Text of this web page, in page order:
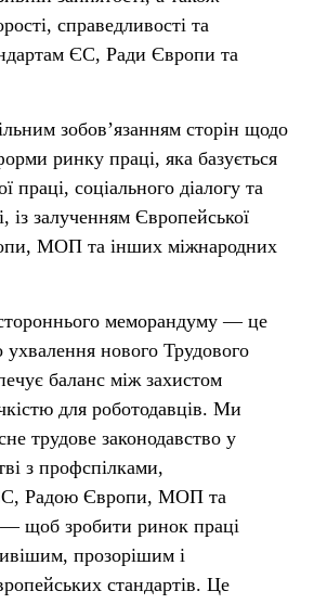
справедливості та
ЄС, Ради Європи та
зобов’язанням сторін щодо
ринку праці, яка базується
праці, соціального діалогу та
із залученням Європейської
МОП та інших міжнародних
меморандуму — це
нового Трудового
баланс між захистом
для роботодавців. Ми
трудове законодавство у
з профспілками,
Радою Європи, МОП та
щоб зробити ринок праці
прозорішим і
стандартів. Це